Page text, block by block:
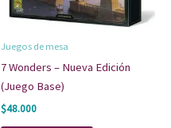
Juegos de mesa
7 Wonders – Nueva Edición
(Juego Base)
$48.000